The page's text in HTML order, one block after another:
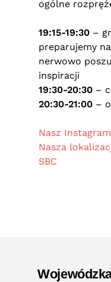
ogólne
19:15-19:30 –
preparujemy
nerwowo
inspiracji
19:30-20:30 –
20:30-21:00 –
Nasz Instagram
Nasza
SBC